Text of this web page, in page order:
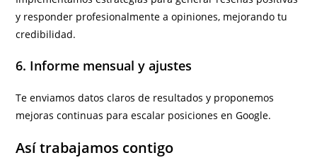
y responder profesionalmente a opiniones, mejorando tu
credibilidad.
6. Informe mensual y ajustes
Te enviamos datos claros de resultados y proponemos
mejoras continuas para escalar posiciones en Google.
Así trabajamos contigo